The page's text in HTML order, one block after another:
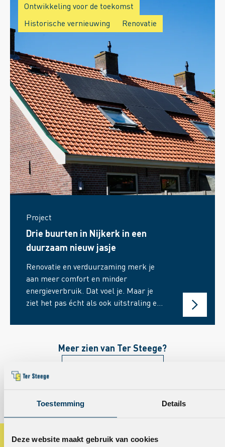
Toestemming Details
Deze website maakt gebruik van cookies
Project
Drie buurten in Nijkerk in een
duurzaam nieuw jasje
Renovatie en verduurzaming merk je
aan meer comfort en minder
energieverbruik. Dat voel je. Maar je
ziet het pas écht als ook uitstraling en
werkt(e) Ter Steege samen met
renovatie en verduurzaming van onder
andere deze drie projecten: Bachlaan
eo, Roemerstraat en Douwencamp.
Techniek, uitstraling en aandacht voor
bewoners gaan in elke straat hand in
Ontwikkeling voor de toekomst
Historische vernieuwing
Renovatie
Meer zien van Ter Steege?